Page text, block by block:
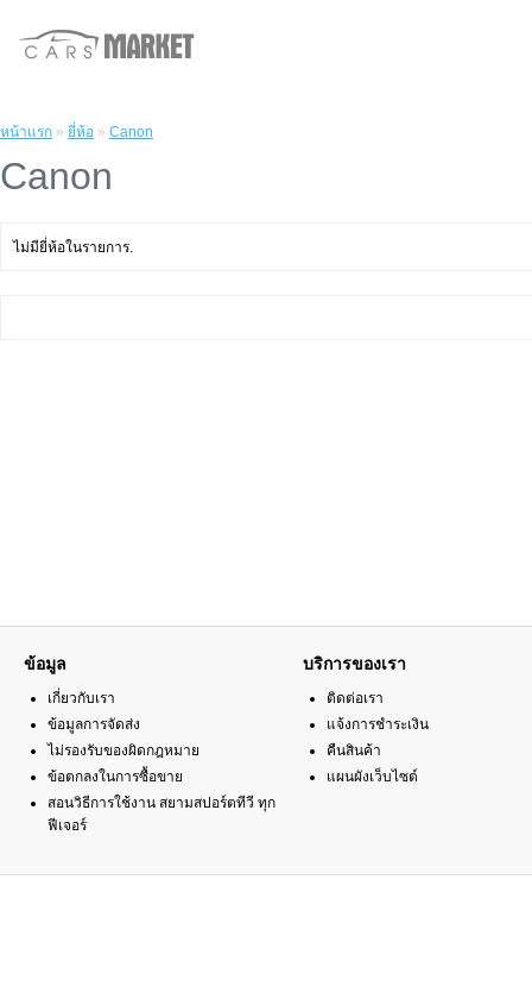
หน้าแรก » ยี่ห้อ » Canon
Canon
ไม่มียี่ห้อในรายการ.
ข้อมูล
เกี่ยวกับเรา
ข้อมูลการจัดส่ง
ไม่รองรับของผิดกฎหมาย
ข้อตกลงในการซื้อขาย
สอนวิธีการใช้งาน สยามสปอร์ตทีวี ทุก
ฟีเจอร์
บริการของเรา
ติดต่อเรา
แจ้งการชำระเงิน
คืนสินค้า
แผนผังเว็บไซต์